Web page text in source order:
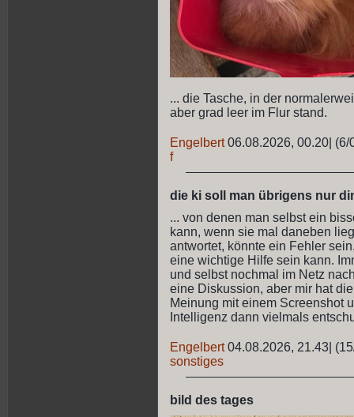
... die Tasche, in der
aber grad leer im Flur stand.
Engelbert 06.08.2026, 00.20 (6/
f
die ki soll man übrigens nur
... von denen man selbst ein
kann, wenn sie mal daneben
antwortet, könnte ein Fehler
eine wichtige Hilfe sein kann.
und selbst nochmal im Netz
eine Diskussion, aber mir hat
Meinung mit einem Screenshot
Intelligenz dann vielmals
Engelbert 04.08.2026, 21.43
sonstiges
bild des tages